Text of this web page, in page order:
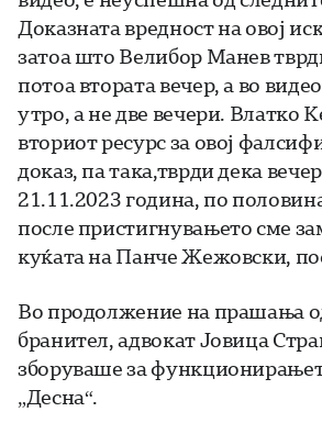
Доказната вредност на овој
затоа што Велибор Манев
потоа втората вечер, а во
утро, а не две вечери. Влатко
вториот ресурс за овој
доказ, па така,тврди дека
21.11.2023 година, по
после пристигнувањето сме
куќата на Панче Жежовски,
Во продолжение на прашања
бранител, адвокат Јовица
зборуваше за
„Десна“.